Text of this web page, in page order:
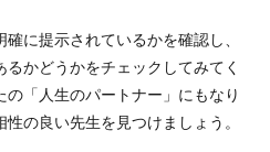
に提示されているかを確認し、
かどうかをチェックしてみてく
「人生のパートナー」にもなり
の良い先生を見つけましょう。